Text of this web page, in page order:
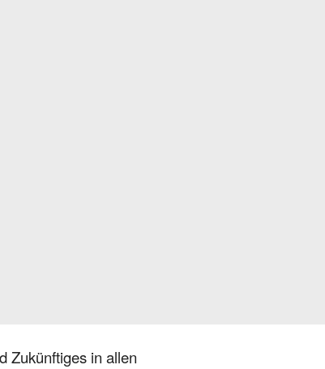
Zukünftiges in allen